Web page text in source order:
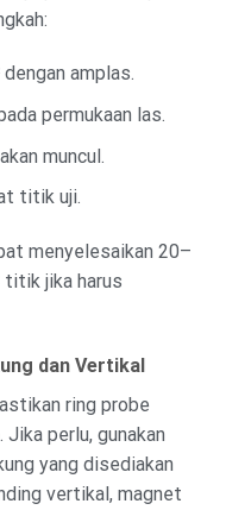
amplas.
permukaan las.
muncul.
titik uji.
menyelesaikan 20–
titik jika harus
dan Vertikal
ring probe
perlu, gunakan
yang disediakan
vertikal, magnet